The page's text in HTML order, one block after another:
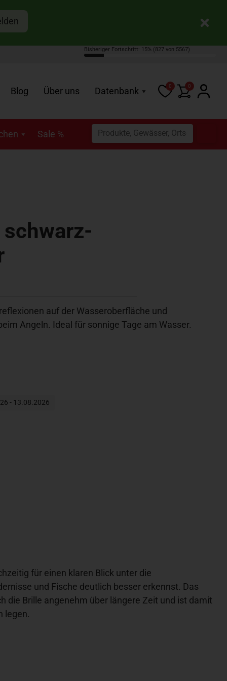
Bisheriger Fortschritt: 15% (827 von 5567)
Blog Über uns Datenbank 0 0
Sale %
auf der Wasseroberfläche und
Angeln. Ideal für sonnige Tage am Wasser.
- 13.08.2026
für einen klaren Blick unter die
und Fische deutlich besser erkennst. Das
die Brille angenehm über längere Zeit und ist damit
legen.